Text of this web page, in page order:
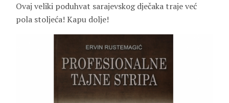
Ovaj veliki poduhvat sarajevskog dječaka traje već
pola stoljeća! Kapu dolje!